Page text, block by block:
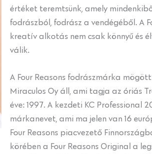
értéket teremtsünk, amely
fodrászból, fodrász a vendégéből. A
kreatív alkotás nem csak könnyű és
válik.
A Four Reasons fodrászmárka
Miraculos Oy áll, ami tagja az óriás
éve: 1997. A kezdeti KC Professional
márkanevet, ami ma jelen van 16
Four Reasons piacvezető
körében a Four Reasons Original a